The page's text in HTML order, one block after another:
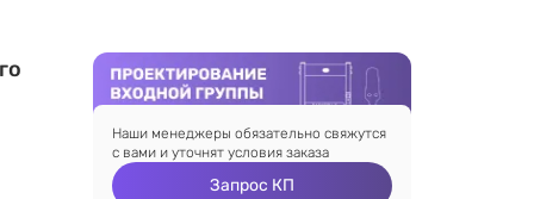
Наши менеджеры обязательно свяжутся
с вами и уточнят условия заказа
Запрос КП